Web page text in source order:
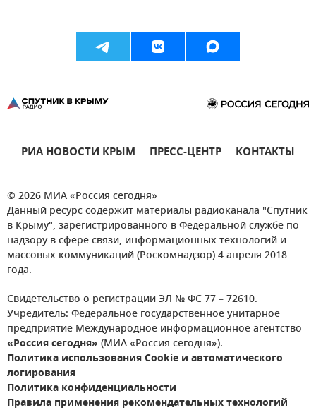
РИА НОВОСТИ КРЫМ ПРЕСС-ЦЕНТР КОНТАКТЫ
© 2026 МИА «Россия сегодня»
Данный ресурс содержит материалы радиоканала "Спутник
в Крыму", зарегистрированного в Федеральной службе по
надзору в сфере связи, информационных технологий и
массовых коммуникаций (Роскомнадзор) 4 апреля 2018
года.
Свидетельство о регистрации ЭЛ № ФС 77 – 72610.
Учредитель: Федеральное государственное унитарное
предприятие Международное информационное агентство
«Россия сегодня» (МИА «Россия сегодня»).
Политика использования Cookie и автоматического
логирования
Политика конфиденциальности
Правила применения рекомендательных технологий